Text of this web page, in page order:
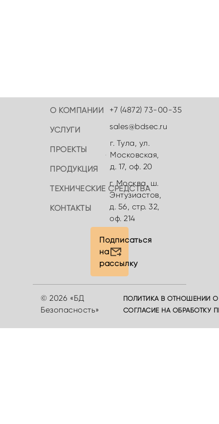
О КОМПАНИИ
УСЛУГИ
ПРОЕКТЫ
ПРОДУКЦИЯ
ТЕХНИЧЕСКИЕ СРЕДСТВА
КОНТАКТЫ
+7 (4872) 73-00-35
sales@bdsec.ru
г. Тула, ул.
Московская,
д. 17, оф. 20
г. Москва, ш.
Энтузиастов,
д. 56, стр. 32,
оф. 214
Подписаться
на
рассылку
© 2026 «БД
Безопасность»
ПОЛИТИКА В ОТНОШЕНИИ
СОГЛАСИЕ НА ОБРАБОТКУ